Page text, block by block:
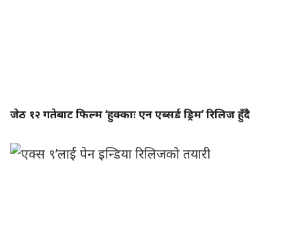
जेठ १२ गतेबाट फिल्म ‘हुक्काः एन एब्सर्ड ड्रिम’ रिलिज हुँदै